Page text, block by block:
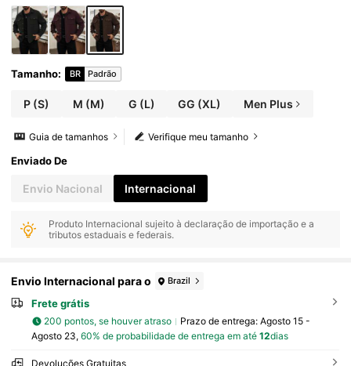
Tamanho: BR Padrão
P (S) M (M) G (L) GG (XL) Men Plus
Verifique meu tamanho
Guia de tamanhos
Enviado De
Envio Nacional Internacional
Produto Internacional sujeito à declaração de importação e a
tributos estaduais e federais.
Envio Internacional para o Brazil
Frete grátis
200 pontos, se houver atraso Prazo de entrega: Agosto 15 -
Agosto 23, 60% de probabilidade de entrega em até 12dias
Devoluções Gratuitas